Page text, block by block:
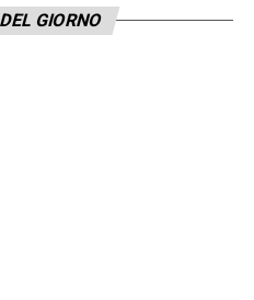
arriva direttamente
GIORNO